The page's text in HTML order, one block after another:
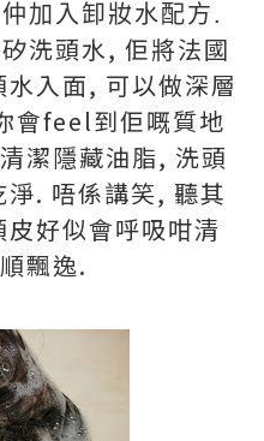
加入卸妝水配方.
洗頭水, 佢將法國
入面, 可以做深層
會feel到佢嘅質地
潔隱藏油脂, 洗頭
. 唔係講笑, 聽其
好似會呼吸咁清
飄逸.